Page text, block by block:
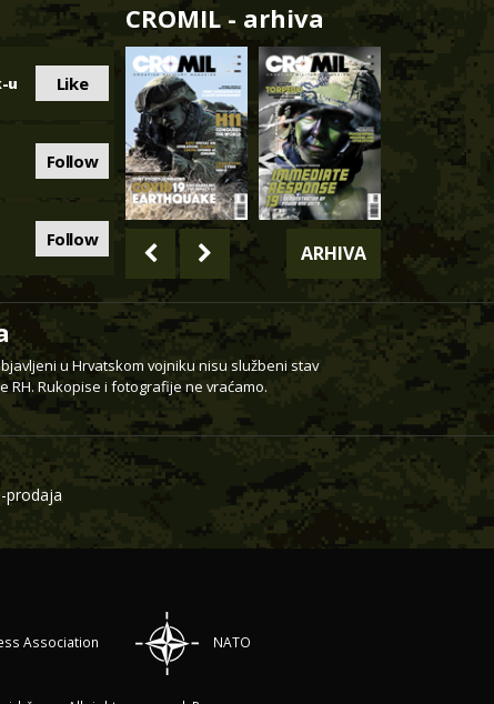
u Like
Follow
Follow
CROMIL - arhiva
ARHIVA
u Hrvatskom vojniku nisu službeni stav
RH. Rukopise i fotografije ne vraćamo.
prodaja
Association NATO